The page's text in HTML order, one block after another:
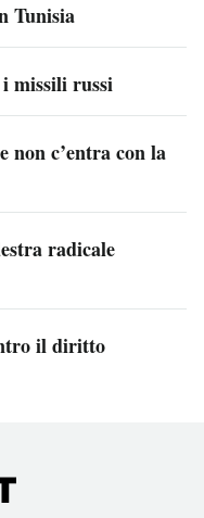
Tunisia
i missili russi
non c’entra con la
radicale
il diritto